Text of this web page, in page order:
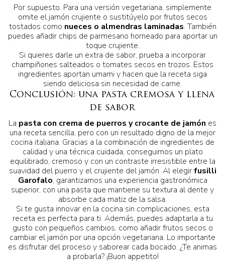
Por supuesto. Para una versión vegetariana, simplemente
omite el jamón crujiente o sustitúyelo por frutos secos
tostados como nueces o almendras laminadas. También
puedes añadir chips de parmesano horneado para aportar un
toque crujiente.
Si quieres darle un extra de sabor, prueba a incorporar
champiñones salteados o tomates secos en trozos. Estos
ingredientes aportan umami y hacen que la receta siga
siendo deliciosa sin necesidad de carne.
Conclusión: una pasta cremosa y llena
de sabor
La pasta con crema de puerros y crocante de jamón es
una receta sencilla, pero con un resultado digno de la mejor
cocina italiana. Gracias a la combinación de ingredientes de
calidad y una técnica cuidada, conseguimos un plato
equilibrado, cremoso y con un contraste irresistible entre la
suavidad del puerro y el crujiente del jamón. Al elegirfusilli
Garofalo, garantizamos una experiencia gastronómica
superior, con una pasta que mantiene su textura al dente y
absorbe cada matiz de la salsa.
Si te gusta innovar en la cocina sin complicaciones, esta
receta es perfecta para ti. Además, puedes adaptarla a tu
gusto con pequeños cambios, como añadir frutos secos o
cambiar el jamón por una opción vegetariana. Lo importante
es disfrutar del proceso y saborear cada bocado. ¿Te animas
a probarla? ¡Buon appetito!